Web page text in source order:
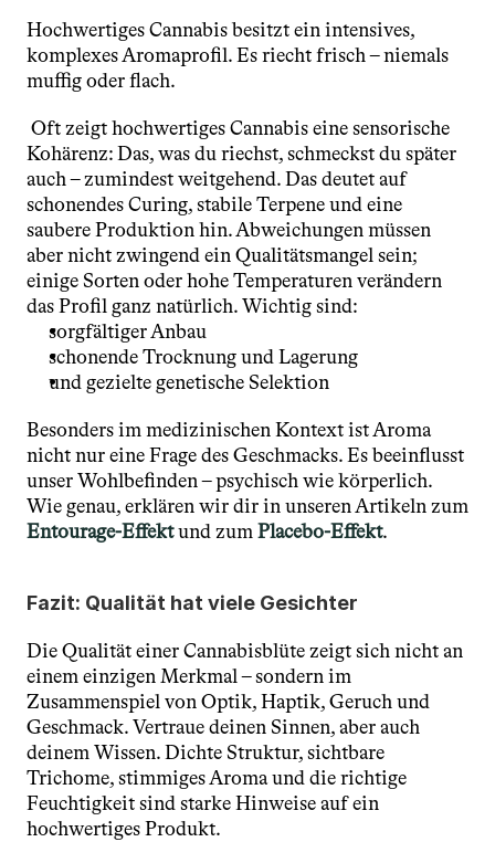
Hochwertiges Cannabis besitzt ein intensives,
komplexes Aromaprofil. Es riecht frisch – niemals
muffig oder flach.
Oft zeigt hochwertiges Cannabis eine sensorische
Kohärenz: Das, was du riechst, schmeckst du später
auch – zumindest weitgehend. Das deutet auf
schonendes Curing, stabile Terpene und eine
saubere Produktion hin. Abweichungen müssen
aber nicht zwingend ein Qualitätsmangel sein;
einige Sorten oder hohe Temperaturen verändern
das Profil ganz natürlich. Wichtig sind:
sorgfältiger Anbau
schonende Trocknung und Lagerung
und gezielte genetische Selektion
Besonders im medizinischen Kontext ist Aroma
nicht nur eine Frage des Geschmacks. Es beeinflusst
unser Wohlbefinden – psychisch wie körperlich.
Entourage-Effektund zum Placebo-Effekt.
Fazit: Qualität hat viele Gesichter
Die Qualität einer Cannabisblüte zeigt sich nicht an
einem einzigen Merkmal – sondern im
Zusammenspiel von Optik, Haptik, Geruch und
Geschmack. Vertraue deinen Sinnen, aber auch
deinem Wissen. Dichte Struktur, sichtbare
Trichome, stimmiges Aroma und die richtige
Feuchtigkeit sind starke Hinweise auf ein
hochwertiges Produkt.